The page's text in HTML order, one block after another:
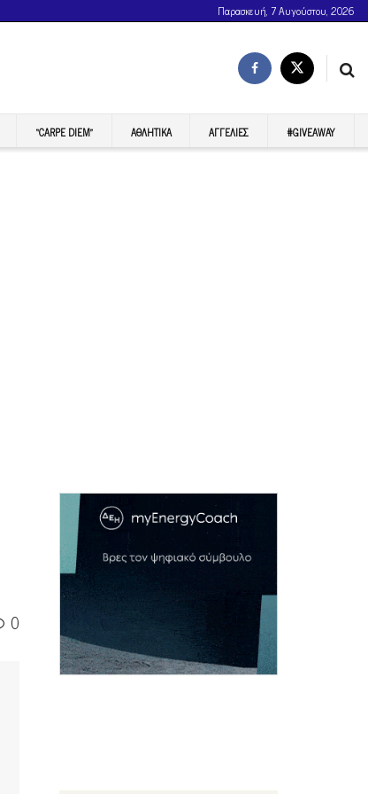
Παρασκευή, 7 Αυγούστου, 2026
“CARPE DIEM” ΑΘΛΗΤΙΚΆ ΑΓΓΕΛΊΕΣ #GIVEAWAY
0